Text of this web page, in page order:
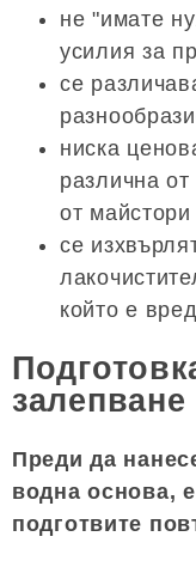
не "имате
усилия за
се
ниска
различна
от
се
който е
залепване
Преди да
водна основа,
подготвите